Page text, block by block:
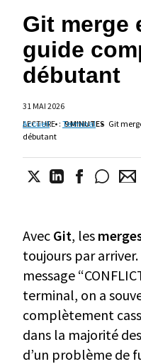
Git merge
guide
débutant
31 MAI 2026
LECTURE : 9 MINUTES
Accueil • Terminal • Git
débutant
Avec Git, les
toujours par
message
terminal, on a
complètement
dans la majorité
d’un problème de